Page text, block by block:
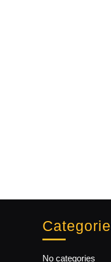
No categories